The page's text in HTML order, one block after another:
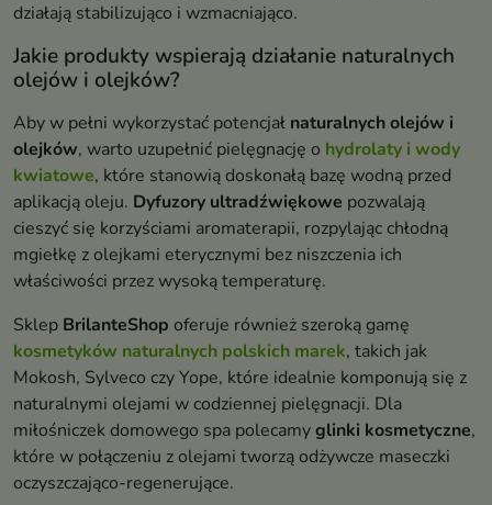
działają stabilizująco i wzmacniająco.
Jakie produkty wspierają działanie naturalnych
olejów i olejków?
Aby w pełni wykorzystać potencjał naturalnych olejów i
olejków, warto uzupełnić pielęgnację o hydrolaty i wody
kwiatowe, które stanowią doskonałą bazę wodną przed
aplikacją oleju. Dyfuzory ultradźwiękowe pozwalają
cieszyć się korzyściami aromaterapii, rozpylając chłodną
mgiełkę z olejkami eterycznymi bez niszczenia ich
właściwości przez wysoką temperaturę.
Sklep BrilanteShop oferuje również szeroką gamę
kosmetyków naturalnych polskich marek, takich jak
Mokosh, Sylveco czy Yope, które idealnie komponują się z
naturalnymi olejami w codziennej pielęgnacji. Dla
miłośniczek domowego spa polecamyglinki kosmetyczne,
które w połączeniu z olejami tworzą odżywcze maseczki
oczyszczająco-regenerujące.